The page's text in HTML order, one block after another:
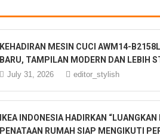
KEHADIRAN MESIN CUCI AWM14-
BARU, TAMPILAN MODERN DAN LEBIH
July 31, 2026 editor_stylish
IKEA INDONESIA HADIRKAN “LUANGKAN
PENATAAN RUMAH SIAP MENGIKUTI